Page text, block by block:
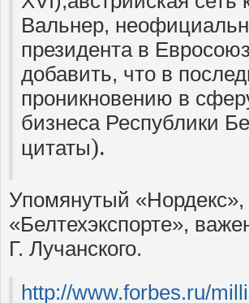
Вальнер,
президента в
добавить, что в
проникновению в
бизнеса Республики
цитаты).
Упомянутый
«Белтехэкспорте»,
Г. Лучанского.
http://www.forbes.ru/